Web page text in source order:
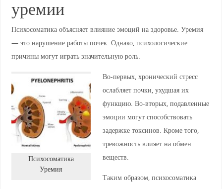
уремии
Психосоматика объясняет влияние эмоций на здоровье. Уремия
— это нарушение работы почек. Однако, психологические
причины могут играть значительную роль.
Психосоматика
Уремия
Во-первых, хронический стресс
ослабляет почки, ухудшая их
функцию. Во-вторых, подавленные
эмоции могут способствовать
задержке токсинов. Кроме того,
тревожность влияет на обмен
веществ.
Таким образом, психосоматика